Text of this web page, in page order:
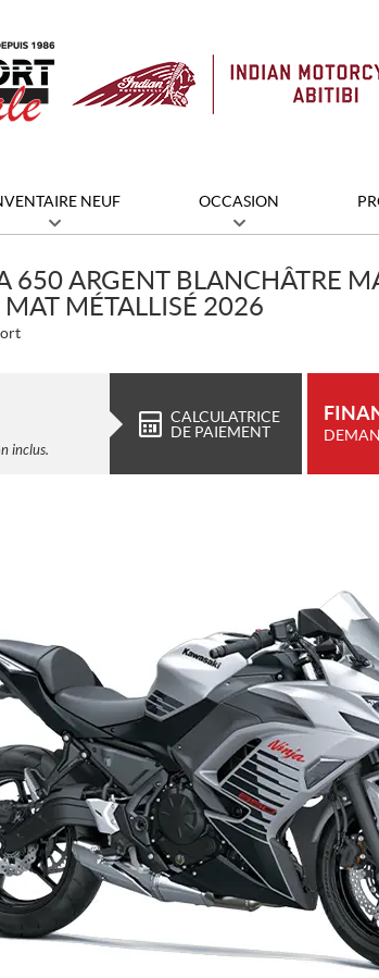
NEUF OCCASION
650 ARGENT BLANCHÂTRE
MÉTALLISÉ 2026
inclus.
CALCULATRICE
DE PAIEMENT